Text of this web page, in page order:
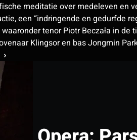
meditatie over medeleven en
een “indringende en gedurfde
tenor Piotr Beczała in
Klingsor en bas Jongmin